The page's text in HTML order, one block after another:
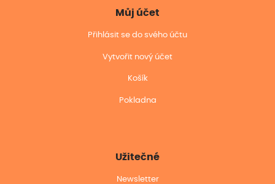
Můj účet
Přihlásit se do svého účtu
Vytvořit nový účet
Košík
Pokladna
Užitečné
Newsletter